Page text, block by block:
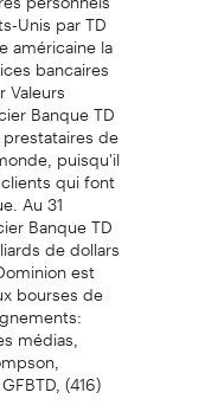
Unis par TD
américaine la
bancaires
Banque TD
de
puisqu'il
qui font
Au 31
Banque TD
de dollars
est
bourses de
médias,
(416)